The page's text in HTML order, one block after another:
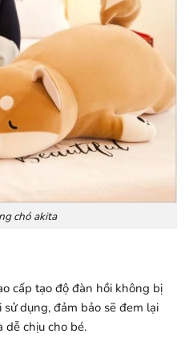
chó akita
cấp tạo độ đàn hồi không bị
dụng, đảm bảo sẽ đem lại
dễ chịu cho bé.